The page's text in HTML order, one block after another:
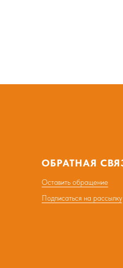
ОБРАТНАЯ
Оставить обращение
Подписаться на рассылку